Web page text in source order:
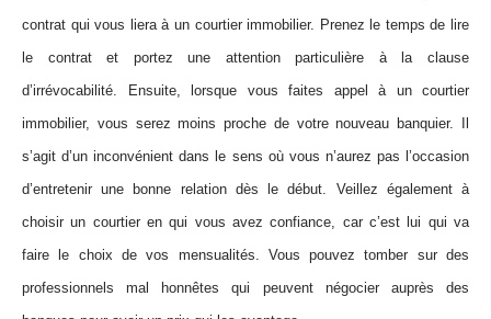
contrat qui vous liera à un courtier immobilier. Prenez le temps de lire
le contrat et portez une attention particulière à la clause
d’irrévocabilité. Ensuite, lorsque vous faites appel à un courtier
immobilier, vous serez moins proche de votre nouveau banquier. Il
s’agit d’un inconvénient dans le sens où vous n’aurez pas l’occasion
d’entretenir une bonne relation dès le début. Veillez également à
choisir un courtier en qui vous avez confiance, car c’est lui qui va
faire le choix de vos mensualités. Vous pouvez tomber sur des
professionnels mal honnêtes qui peuvent négocier auprès des